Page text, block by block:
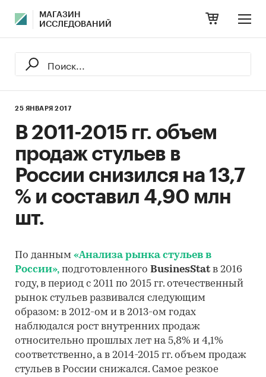
МАГАЗИН
ИССЛЕДОВАНИЙ
25 ЯНВАРЯ 2017
В 2011-2015 гг. объем
продаж стульев в
России снизился на 13,7
% и составил 4,90 млн
шт.
По данным «Анализа рынка стульев в
России», подготовленного BusinesStat в 2016
году, в период с 2011 по 2015 гг. отечественный
рынок стульев развивался следующим
образом: в 2012-ом и в 2013-ом годах
наблюдался рост внутренних продаж
относительно прошлых лет на 5,8% и 4,1%
соответственно, а в 2014-2015 гг. объем продаж
стульев в России снижался. Самое резкое